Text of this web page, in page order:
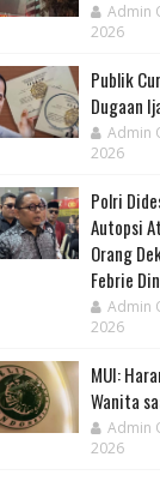
Admin
2026
Publik
Dugaan
Admin
2026
Polri
Autopsi
Orang
Febrie
Admin
2026
MUI:
Wanita
Admin
2026